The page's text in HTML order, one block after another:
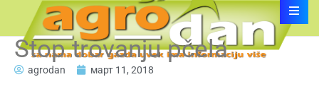
Stop trovanju pčela
agrodan март 11, 2018